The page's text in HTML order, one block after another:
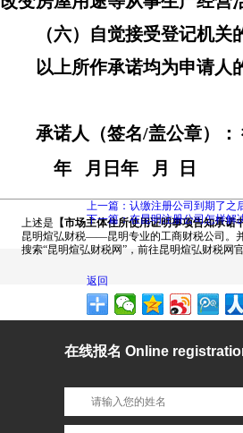
（六）自觉接受登记机
以上所作承诺均为申请人
承诺人（签名/盖公章）：
年
月日年 月 日
上述是 【市场主体住所使用证明事项告知承诺
昆明煊弘财税——昆明专业的工商财税公司。并
搜索“昆明煊弘财税网”，前往昆明煊弘财税网
返回
上一篇：认缴注册公司到期了之
下一篇：在昆明注册公司怎样解
在线报名 Online